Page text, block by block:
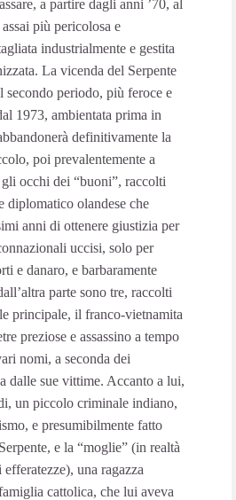
a partire dagli anni ’70, al
più pericolosa e
industrialmente e gestita
La vicenda del Serpente
secondo periodo, più feroce e
1973, ambientata prima in
definitivamente la
poi prevalentemente a
occhi dei “buoni”, raccolti
diplomatico olandese che
anni di ottenere giustizia per
uccisi, solo per
e danaro, e barbaramente
parte sono tre, raccolti
principale, il franco-vietnamita
preziose e assassino a tempo
nomi, a seconda dei
dalle sue vittime. Accanto a lui,
un piccolo criminale indiano,
e presumibilmente fatto
e la “moglie” (in realtà
una ragazza
cattolica, che lui aveva